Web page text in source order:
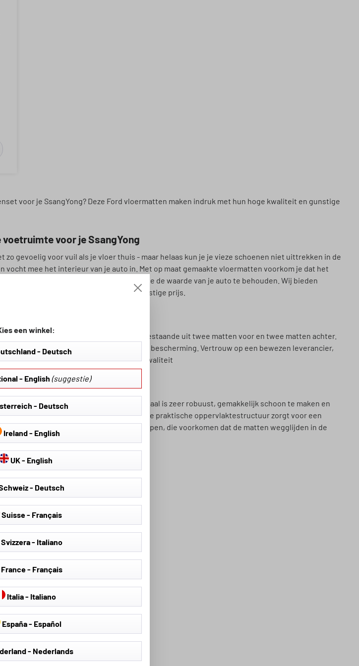
voor je SsangYong? Deze Ford vloermatten maken indruk met hun hoge kwaliteit en gunstige
voor je SsangYong
zo gevoelig voor vuil als je vloer thuis - maar helaas kun je je vieze schoenen niet uittrekken in de
vocht mee het interieur van je auto in. Met op maat gemaakte vloermatten voorkom je dat het
auto er goed uitziet. Tegelijkertijd help je de waarde van je auto te behouden. Wij bieden
modellen tegen een bijzonder gunstige prijs.
van Walser
een complete rubberen mattenset bestaande uit twee matten voor en twee matten achter.
model te passen en bieden daarom 100% bescherming. Vertrouw op een bewezen leverancier,
je alleen producten van de hoogste kwaliteit
met ideale eigenschappen
(styreen-butadieen rubber). Dit materiaal is zeer robuust, gemakkelijk schoon te maken en
niet uitglijden op deze matten, want onze praktische oppervlaktestructuur zorgt voor een
is ook voorzien van talrijke antislip noppen, die voorkomen dat de matten wegglijden in de
een winkel:
- Deutsch
- English (suggestie)
- Deutsch
Ireland - English
UK - English
- Deutsch
Suisse - Français
Svizzera - Italiano
France - Français
Italia - Italiano
España - Español
- Nederlands